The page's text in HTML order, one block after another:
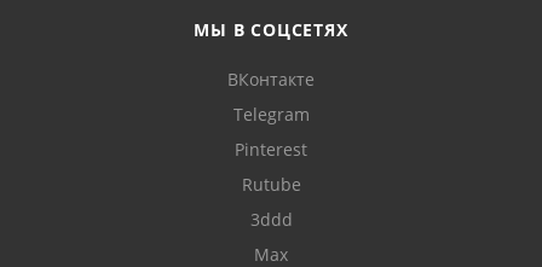
МЫ В СОЦСЕТЯХ
ВКонтакте
Telegram
Pinterest
Rutube
3ddd
Max